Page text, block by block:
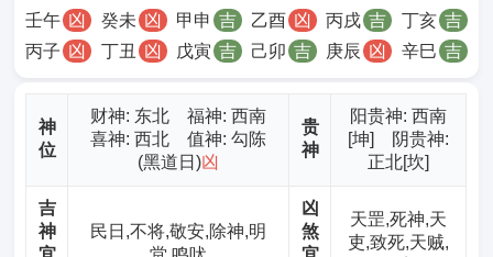
丙子 凶 丁丑 凶 戊寅 吉 己卯 吉 庚辰 凶 辛巳 吉
壬午 凶 癸未 凶 甲申 吉 乙酉 凶 丙戌 吉 丁亥 吉
神
位
财神: 东北 福神: 西南
喜神: 西北 值神: 勾陈
(黑道日)凶
贵
神
阳贵神: 西南
[坤] 阴贵神:
正北[坎]
吉
神
民日,不将,敬安,除神,明
凶
煞
天罡,死神,天
吏,致死,天贼,